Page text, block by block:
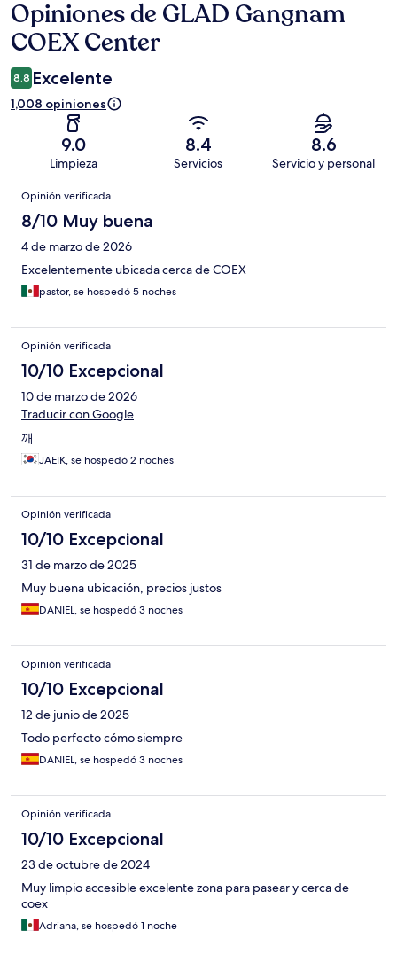
Opiniones
Opiniones de GLAD Gangnam
COEX Center
8.8 Excelente
1,008 opiniones
9.0
Limpieza
8.4
Servicios
8.6
Servicio y personal
Opiniones
Opinión verificada
8/10 Muy buena
4 de marzo de 2026
Excelentemente ubicada cerca de COEX
pastor, se hospedó 5 noches
Opinión verificada
10/10 Excepcional
10 de marzo de 2026
Traducir con Google
깨
JAEIK, se hospedó 2 noches
Opinión verificada
10/10 Excepcional
31 de marzo de 2025
Muy buena ubicación, precios justos
DANIEL, se hospedó 3 noches
Opinión verificada
10/10 Excepcional
12 de junio de 2025
Todo perfecto cómo siempre
DANIEL, se hospedó 3 noches
Opinión verificada
10/10 Excepcional
23 de octubre de 2024
Muy limpio accesible excelente zona para pasear y cerca de
coex
Adriana, se hospedó 1 noche